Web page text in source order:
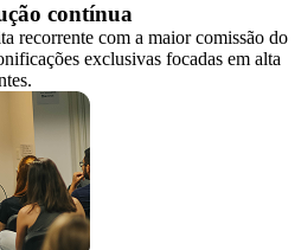
contínua
recorrente com a maior comissão do
exclusivas focadas em alta